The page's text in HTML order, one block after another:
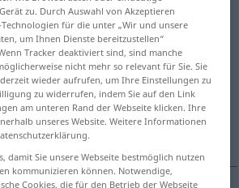
anklicken/antippen)
eins
zu. Durch Auswahl von Akzeptieren
für die unter „Wir und unsere
um Ihnen Dienste bereitzustellen“
Tracker deaktiviert sind, sind manche
nicht mehr so relevant für Sie. Sie
wieder aufrufen, um Ihre Einstellungen zu
zu widerrufen, indem Sie auf den Link
am unteren Rand der Webseite klicken. Ihre
unseres Website. Weitere Informationen
damit Sie unsere Webseite bestmöglich nutzen
kommunizieren können. Notwendige,
Cookies, die für den Betrieb der Webseite